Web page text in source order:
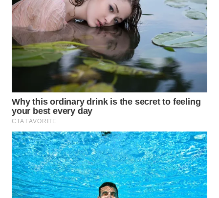
WN
NIAS
WN
LANGKAT
WN
TAPANULI
SELATAN
WN
TANJUNG
LESUNG
WN
KARO